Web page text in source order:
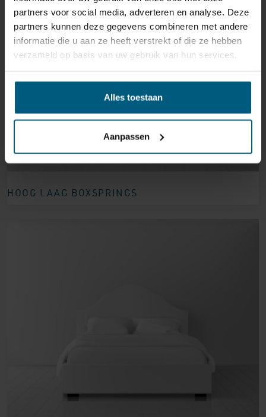
partners voor social media, adverteren en analyse. Deze
partners kunnen deze gegevens combineren met andere
informatie die u aan ze heeft verstrekt of die ze hebben
verzameld op basis van uw gebruik van hun services.
Alles toestaan
Aanpassen
HOOG LAAG BOXSPRINGS